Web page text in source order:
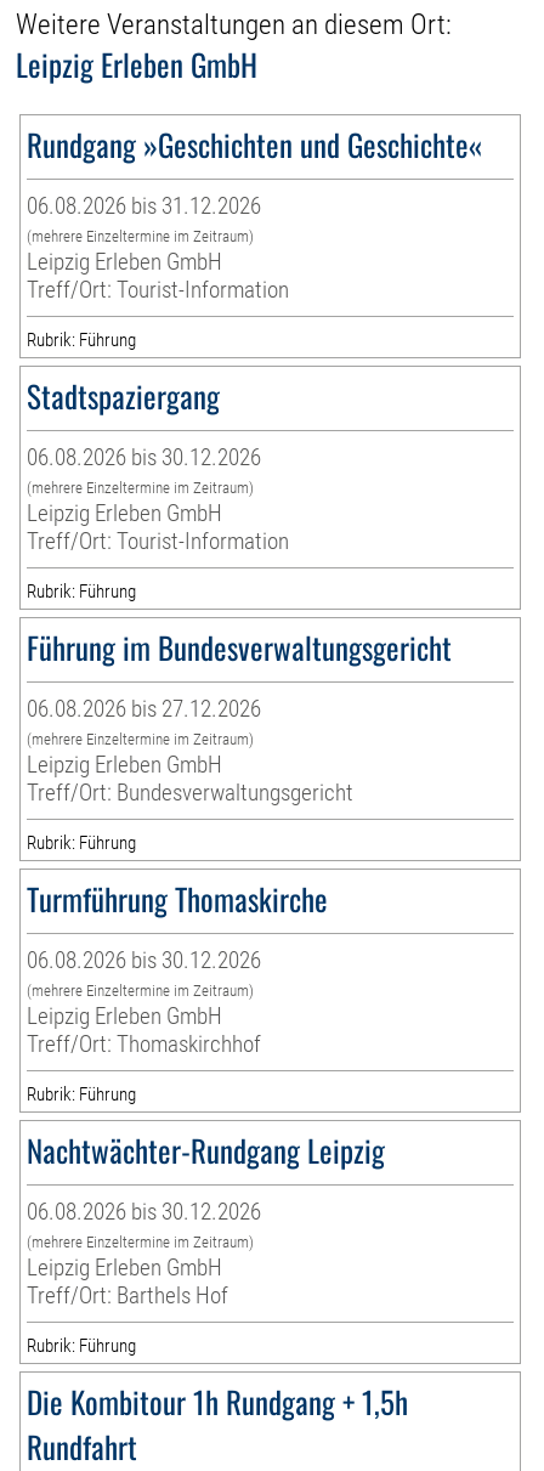
Weitere Veranstaltungen an diesem Ort:
Leipzig Erleben GmbH
Rundgang »Geschichten und Geschichte«
06.08.2026 bis 31.12.2026
(mehrere Einzeltermine im Zeitraum)
Leipzig Erleben GmbH
Treff/Ort: Tourist-Information
Rubrik: Führung
Stadtspaziergang
06.08.2026 bis 30.12.2026
(mehrere Einzeltermine im Zeitraum)
Leipzig Erleben GmbH
Treff/Ort: Tourist-Information
Rubrik: Führung
Führung im Bundesverwaltungsgericht
06.08.2026 bis 27.12.2026
(mehrere Einzeltermine im Zeitraum)
Leipzig Erleben GmbH
Treff/Ort: Bundesverwaltungsgericht
Rubrik: Führung
Turmführung Thomaskirche
06.08.2026 bis 30.12.2026
(mehrere Einzeltermine im Zeitraum)
Leipzig Erleben GmbH
Treff/Ort: Thomaskirchhof
Rubrik: Führung
Nachtwächter-Rundgang Leipzig
06.08.2026 bis 30.12.2026
(mehrere Einzeltermine im Zeitraum)
Leipzig Erleben GmbH
Treff/Ort: Barthels Hof
Rubrik: Führung
Die Kombitour 1h Rundgang + 1,5h
Rundfahrt